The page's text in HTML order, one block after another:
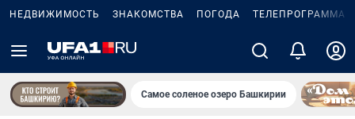
НЕДВИЖИМОСТЬ ЗНАКОМСТВА ПОГОДА ТЕЛЕПРОГРАММА
Самое соленое озеро Башкирии